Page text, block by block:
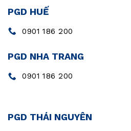
PGD HUẾ
0901 186 200
PGD NHA TRANG
0901 186 200
PGD THÁI NGUYÊN